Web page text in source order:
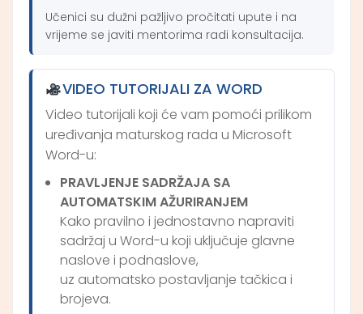
Učenici su dužni pažljivo pročitati upute i na
vrijeme se javiti mentorima radi konsultacija.
VIDEO TUTORIJALI ZA WORD
Video tutorijali koji će vam pomoći prilikom
uređivanja maturskog rada u Microsoft
Word-u:
PRAVLJENJE SADRŽAJA SA
AUTOMATSKIM AŽURIRANJEM
Kako pravilno i jednostavno napraviti
sadržaj u Word-u koji uključuje glavne
naslove i podnaslove,
uz automatsko postavljanje tačkica i
brojeva.